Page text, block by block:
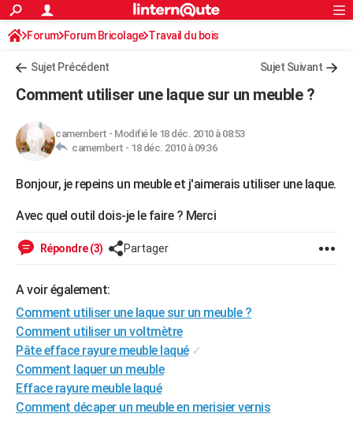
ACTUALITÉS
Politique
Société
Faits Divers
Education
Monde
Villes
+
Retraite
Impôts
Epargne
Immobilier
Risques naturels par ville
Banque
Assurance
Crédit
AUTO
HIGH-TECH
BRICOLAGE
Forum
Aménagement intérieur
Extérieur
Cuisine
Salle de bains
Jardinage
Rangement
WEEK-END
SANTE
Alimentation
Guide de la santé
Maladies
Médicaments
Sommeil
VOYAGE
Destinations
City break
Voyage nature
Voyage de noces
Forum
Climat
+PHOTO
GUIDES D'ACHAT
S'inscrire
Connexion
Forum Forum Bricolage Travail du bois
Sujet Précédent Sujet Suivant
Comment utiliser une laque sur un meuble ?
camembert - Modifié le 18 déc. 2010 à 08:53
camembert - 18 déc. 2010 à 09:36
Bonjour, je repeins un meuble et j'aimerais utiliser une laque.
Avec quel outil dois-je le faire ? Merci
Répondre (3) Partager
A voir également:
Comment utiliser une laque sur un meuble ?
Comment utiliser un voltmètre
Pâte efface rayure meuble laqué ✓
Comment laquer un meuble
Efface rayure meuble laqué
Comment décaper un meuble en merisier vernis